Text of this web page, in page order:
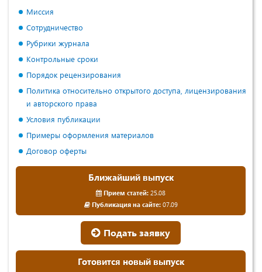
Миссия
Сотрудничество
Рубрики журнала
Контрольные сроки
Порядок рецензирования
Политика относительно открытого доступа, лицензирования
и авторского права
Условия публикации
Примеры оформления материалов
Договор оферты
Ближайший выпуск
Прием статей: 25.08
Публикация на сайте:07.09
Подать заявку
Готовится новый выпуск